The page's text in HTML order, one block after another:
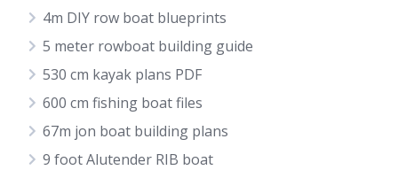
4m DIY row boat blueprints
5 meter rowboat building guide
530 cm kayak plans PDF
600 cm fishing boat files
67m jon boat building plans
9 foot Alutender RIB boat